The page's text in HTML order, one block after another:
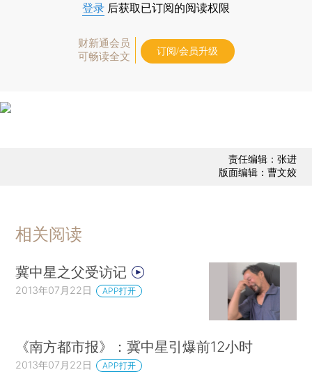
登录 后获取已订阅的阅读权限
财新通会员
可畅读全文
订阅/会员升级
责任编辑：张进
版面编辑：曹文姣
相关阅读
冀中星之父受访记
2013年07月22日 APP打开
《南方都市报》：冀中星引爆前12小时
2013年07月22日 APP打开